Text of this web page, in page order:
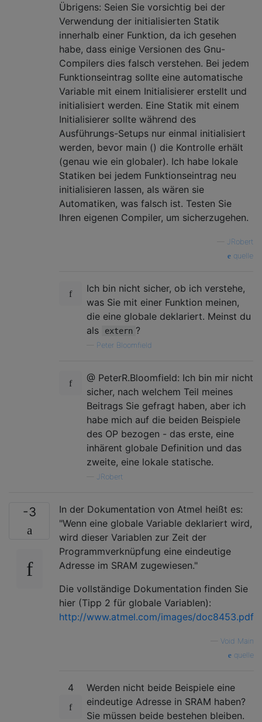
Übrigens: Seien Sie vorsichtig bei der
Verwendung der initialisierten Statik
innerhalb einer Funktion, da ich gesehen
habe, dass einige Versionen des Gnu-
Compilers dies falsch verstehen. Bei jedem
Funktionseintrag sollte eine automatische
Variable mit einem Initialisierer erstellt und
initialisiert werden. Eine Statik mit einem
Initialisierer sollte während des
Ausführungs-Setups nur einmal initialisiert
werden, bevor main () die Kontrolle erhält
(genau wie ein globaler). Ich habe lokale
Statiken bei jedem Funktionseintrag neu
initialisieren lassen, als wären sie
Automatiken, was falsch ist. Testen Sie
Ihren eigenen Compiler, um sicherzugehen.
JRobert
quelle
Ich bin nicht sicher, ob ich verstehe,
was Sie mit einer Funktion meinen,
die eine globale deklariert. Meinst du
als
extern ?
Peter Bloomfield
@ PeterR.Bloomfield: Ich bin mir nicht
sicher, nach welchem ​​Teil meines
Beitrags Sie gefragt haben, aber ich
habe mich auf die beiden Beispiele
des OP bezogen - das erste, eine
inhärent globale Definition und das
zweite, eine lokale statische.
JRobert
-3
In der Dokumentation von Atmel heißt es:
"Wenn eine globale Variable deklariert wird,
wird dieser Variablen zur Zeit der
Programmverknüpfung eine eindeutige
Adresse im SRAM zugewiesen."
Die vollständige Dokumentation finden Sie
hier (Tipp 2 für globale Variablen):
http://www.atmel.com/images/doc8453.pdf
Void Main
quelle
4
Werden nicht beide Beispiele eine
eindeutige Adresse in SRAM haben?
Sie müssen beide bestehen bleiben.